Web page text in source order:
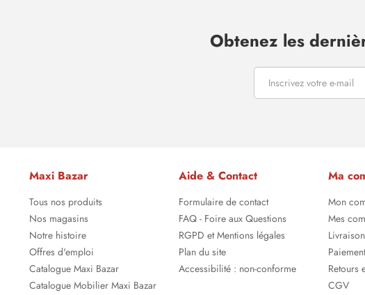
Obtenez les
Maxi Bazar
Tous nos produits
Nos magasins
Notre histoire
Offres d'emploi
Catalogue Maxi Bazar
Catalogue Mobilier Maxi Bazar
Aide & Contact
Formulaire de contact
FAQ - Foire aux Questions
RGPD et Mentions légales
Plan du site
Accessibilité : non-conforme
Ma
Mon
Mes
Paiement
Retours
CGV